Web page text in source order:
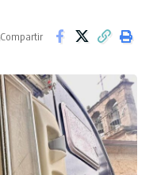
Compartir